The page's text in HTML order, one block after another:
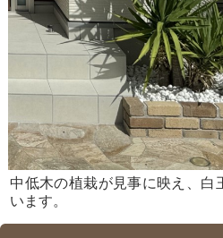
中低木の植栽が見事に映え、白
います。